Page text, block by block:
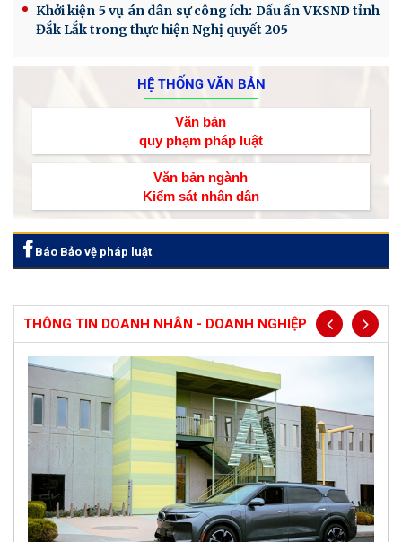
Khởi kiện 5 vụ án dân sự công ích: Dấu ấn VKSND tỉnh
Đắk Lắk trong thực hiện Nghị quyết 205
HỆ THỐNG VĂN BẢN
Văn bản
quy phạm pháp luật
Văn bản ngành
Kiểm sát nhân dân
Báo Bảo vệ pháp luật
THÔNG TIN DOANH NHÂN - DOANH NGHIỆP